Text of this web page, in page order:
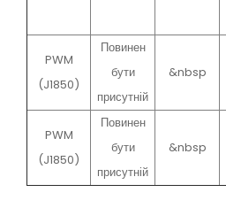
PWM
(J1850)
Повинен
бути
присутній
&nbsp
PWM
(J1850)
Повинен
бути
присутній
&nbsp